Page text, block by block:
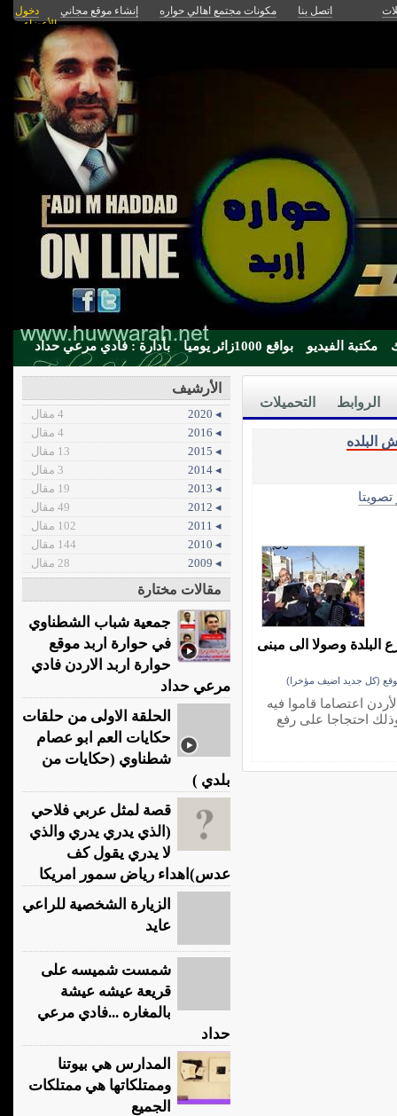
اتصل بنا مكونات مجتمع اهالي حواره إنشاء موقع مجاني
دخول
الأعضاء
مكتبة الفيديو بواقع 1000زائر يوميا بأدارة : فادي مرعي حداد
التحميلات الروابط
البلده
تصويتا
البلدة وصولا الى مبنى
(كل جديد اضيف مؤخرا)
اعتصاما قاموا فيه
احتجاجا على رفع
الأرشيف
◂ 2020
4 مقال
◂ 2016
4 مقال
◂ 2015
13 مقال
◂ 2014
3 مقال
◂ 2013
19 مقال
◂ 2012
49 مقال
◂ 2011
102 مقال
◂ 2010
144 مقال
◂ 2009
28 مقال
مقالات مختارة
جمعية شباب الشطناوي
في حوارة اربد موقع
حوارة اربد الاردن فادي
مرعي حداد
الحلقة الاولى من حلقات
حكايات العم ابو عصام
شطناوي (حكايات من
بلدي )
قصة لمثل عربي فلاحي
(الذي يدري يدري والذي
لا يدري يقول كف
عدس)اهداء رياض سمور امريكا
الزيارة الشخصية للراعي
عايد
شمست شميسه على
قريعة عيشه عيشة
بالمغاره ...فادي مرعي
حداد
المدارس هي بيوتنا
وممتلكاتها هي ممتلكات
الجميع